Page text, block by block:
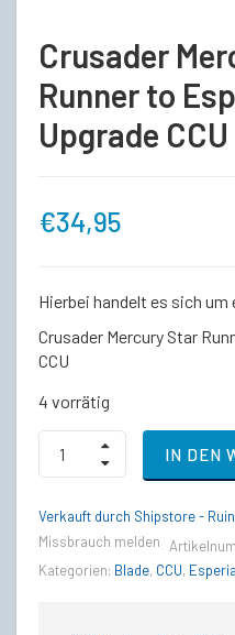
Crusader
Runner to
Upgrade CCU
€34,95
Hierbei handelt es sich
Crusader Mercury Star
CCU
4 vorrätig
Crusader
Mercury
Star
to
Esperia
Upgrade
IN DEN
Verkauft durch Shipstore -
Missbrauch melden
Kategorien: Blade, CCU, Esperia